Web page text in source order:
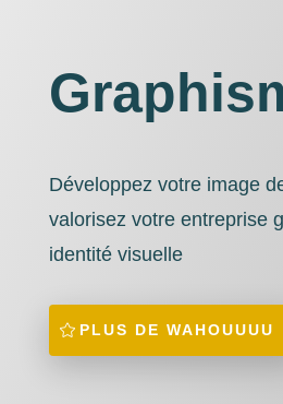
Développez votre image
valorisez votre entreprise
identité visuelle
PLUS DE WAHOUUUU